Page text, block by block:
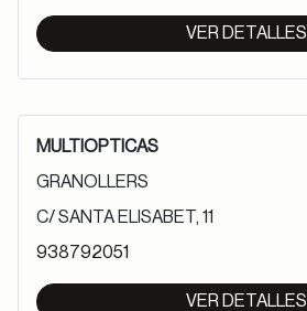
VER DETALLES
MULTIOPTICAS
GRANOLLERS
C/ SANTA ELISABET, 11
938792051
VER DETALLES